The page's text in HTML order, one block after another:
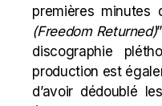
premières minutes
(Freedom Returned)
discographie
production est
d’avoir dédoublé